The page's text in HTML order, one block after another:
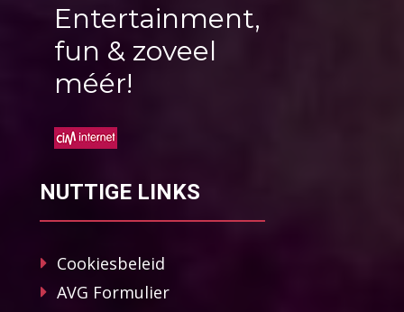
Entertainment,
fun & zoveel
méér!
NUTTIGE LINKS
Cookiesbeleid
AVG Formulier